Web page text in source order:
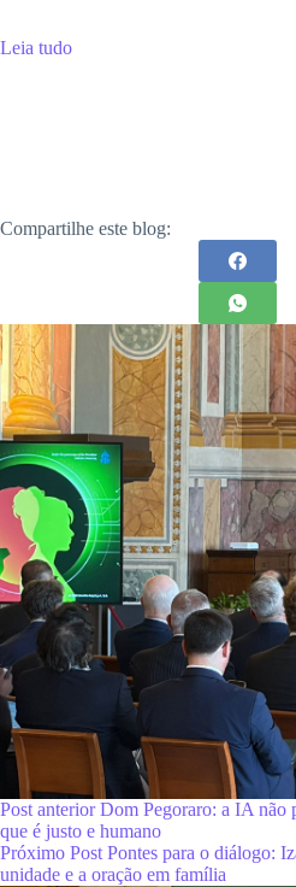
Leia tudo
Compartilhe este blog:
PostanteriorDom Pegoraro: a IA não
que é justo e humano
Próximo Post Pontes para o diálogo:
unidade e a oração em família